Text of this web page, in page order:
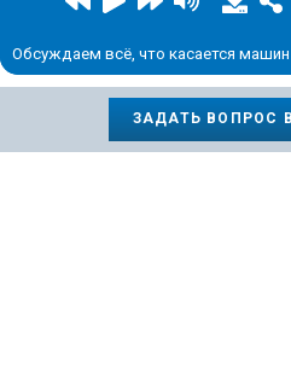
Обсуждаем всё, что касается
ЗАДАТЬ ВОПРОС